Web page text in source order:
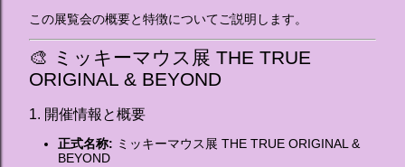
この展覧会の概要と特徴についてご説明します。
🎨 ミッキーマウス展 THE TRUE
ORIGINAL & BEYOND
1. 開催情報と概要
正式名称: ミッキーマウス展 THE TRUE ORIGINAL &
BEYOND